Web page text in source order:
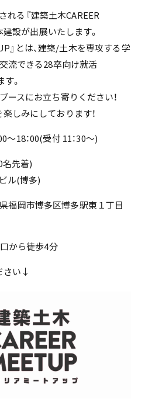
れる『建築土木CAREER
設が出展いたします。
』とは、建築/土木を専攻する学
流できる28卒向け就活
。
ースにお立ち寄りください！
しみにしております！
18：00(受付 11：30～)
先着)
ル(博多)
市博多区博多駅東１丁目
から徒歩4分
さい↓